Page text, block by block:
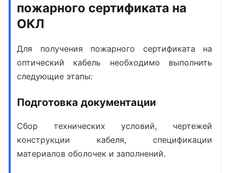
пожарного сертификата на
ОКЛ
Для получения пожарного сертификата на
оптический кабель необходимо выполнить
следующие этапы:
Подготовка документации
Сбор технических условий, чертежей
конструкции кабеля, спецификации
материалов оболочек и заполнений.